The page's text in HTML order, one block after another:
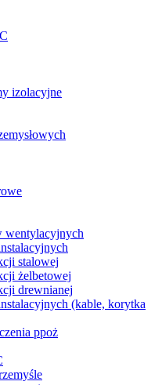
izolacyjne
wentylacyjnych
stalowej
żelbetowej
drewnianej
(kable, korytka
ppoż